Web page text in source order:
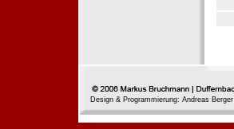
Design & Programmierung: Andreas Berger